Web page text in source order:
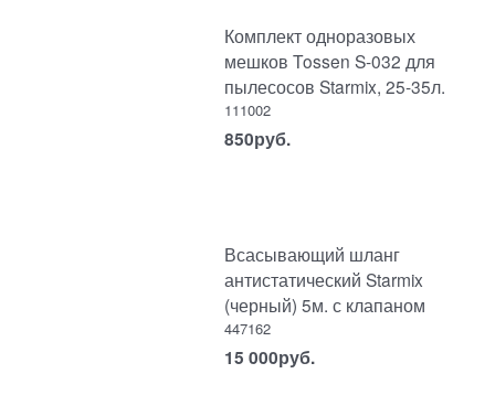
Комплект одноразовых
мешков Tossen S-032 для
пылесосов Starmix, 25-35л.
111002
850руб.
Всасывающий шланг
антистатический Starmix
(черный) 5м. с клапаном
447162
15 000руб.